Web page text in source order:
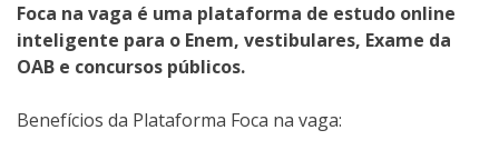
Foca na vaga é uma plataforma de estudo online
inteligente para o Enem, vestibulares, Exame da
OAB e concursos públicos.
Benefícios da Plataforma Foca na vaga: